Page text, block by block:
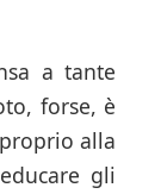
a tante
forse, è
alla
gli